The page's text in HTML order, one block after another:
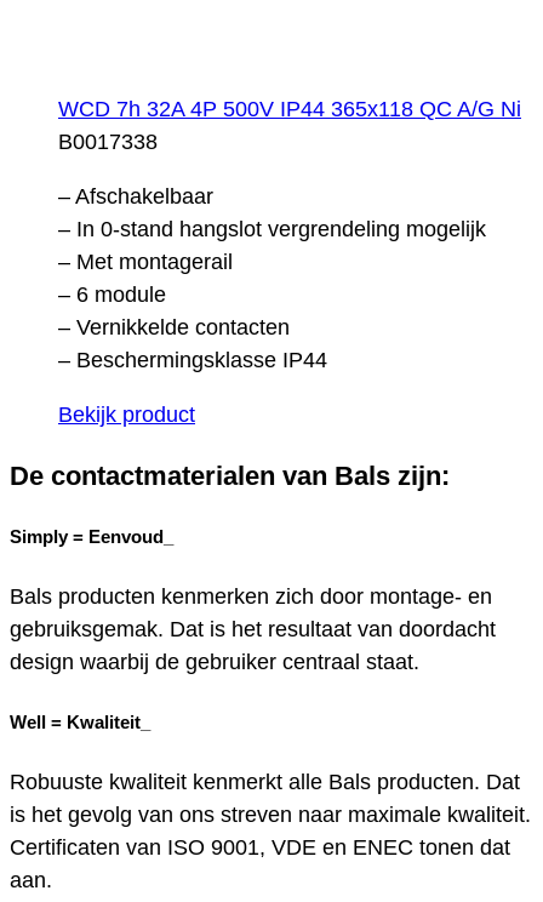
WCD 7h 32A 4P 500V IP44 365x118 QC A/G Ni
B0017338
– Afschakelbaar
– In 0-stand hangslot vergrendeling mogelijk
– Met montagerail
– 6 module
– Vernikkelde contacten
– Beschermingsklasse IP44
Bekijk product
De contactmaterialen van Bals zijn:
Simply = Eenvoud_
Bals producten kenmerken zich door montage- en
gebruiksgemak. Dat is het resultaat van doordacht
design waarbij de gebruiker centraal staat.
Well = Kwaliteit_
Robuuste kwaliteit kenmerkt alle Bals producten. Dat
is het gevolg van ons streven naar maximale kwaliteit.
Certificaten van ISO 9001, VDE en ENEC tonen dat
aan.